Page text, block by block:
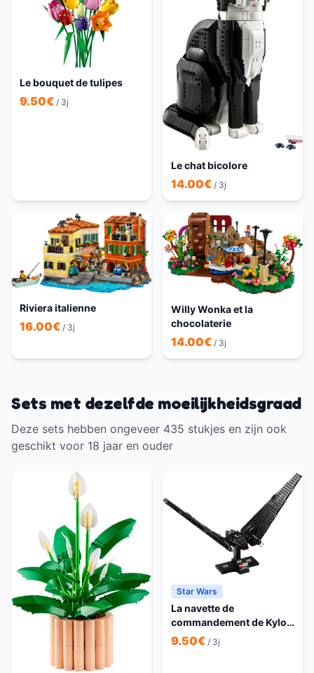
Le bouquet de tulipes
9.50€ / 3j
Le chat bicolore
14.00€ / 3j
Riviera italienne
16.00€ / 3j
Willy Wonka et la
chocolaterie
14.00€ / 3j
Sets met dezelfde moeilijkheidsgraad
Deze sets hebben ongeveer 435 stukjes en zijn ook
geschikt voor 18 jaar en ouder
Star Wars
La navette de
commandement de Kylo
Ren
9.50€ / 3j